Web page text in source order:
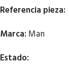
Referencia pieza:
Marca: Man
Estado: